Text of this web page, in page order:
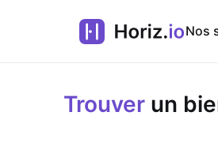
Nos
Trouver un